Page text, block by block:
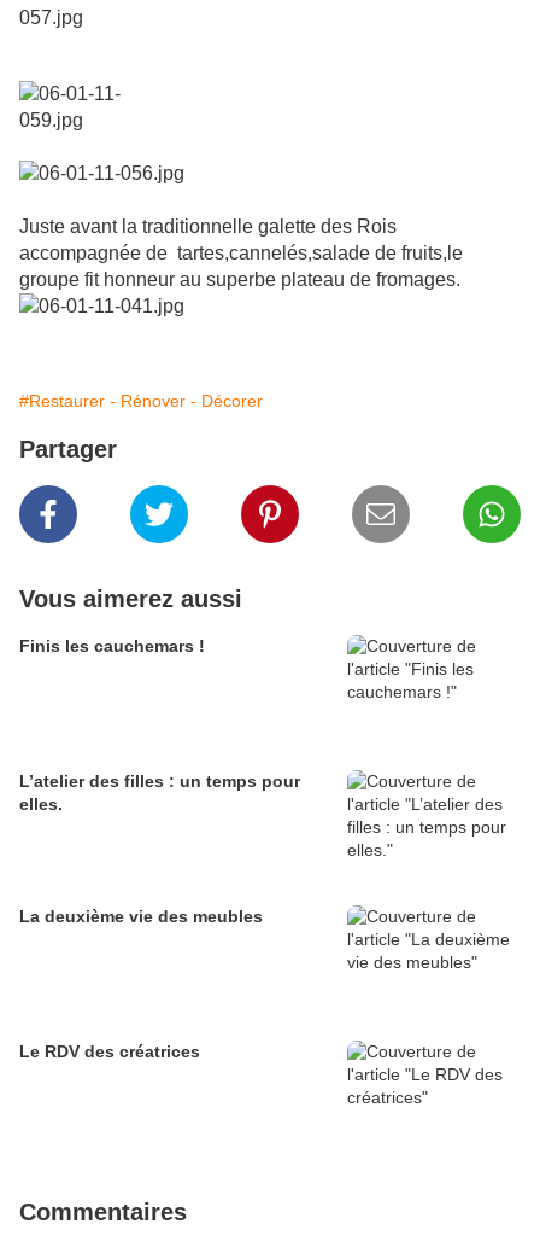
Juste avant la traditionnelle galette des Rois
accompagnée de tartes,cannelés,salade de fruits,le
groupe fit honneur au superbe plateau de fromages.
#Restaurer - Rénover - Décorer
Partager
Vous aimerez aussi
Finis les cauchemars !
L’atelier des filles : un temps pour
elles.
La deuxième vie des meubles
Le RDV des créatrices
Commentaires